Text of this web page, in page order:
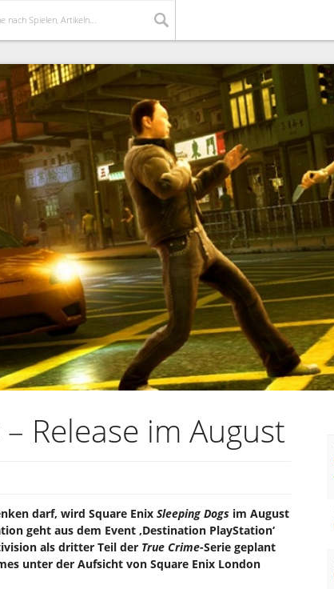
Release im August
darf, wird Square Enix Sleeping Dogs im August
geht aus dem Event ‚Destination PlayStation‘
als dritter Teil der True Crime-Serie geplant
unter der Aufsicht von Square Enix London